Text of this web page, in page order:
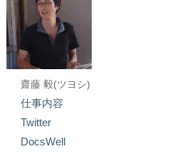
齋藤 毅(ツヨシ)
仕事内容
Twitter
DocsWell